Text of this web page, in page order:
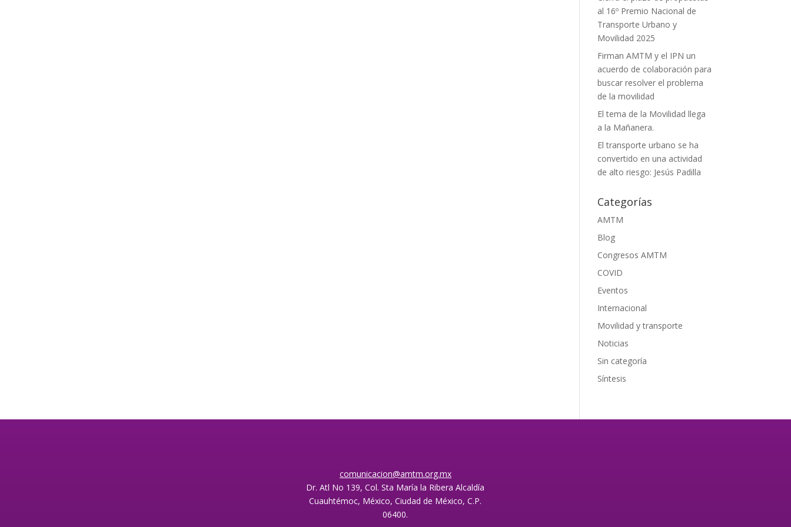
al 16º Premio Nacional de
Transporte Urbano y
Movilidad 2025
Firman AMTM y el IPN un
acuerdo de colaboración para
buscar resolver el problema
de la movilidad
El tema de la Movilidad llega
a la Mañanera.
El transporte urbano se ha
convertido en una actividad
de alto riesgo: Jesús Padilla
Categorías
AMTM
Blog
Congresos AMTM
COVID
Eventos
Internacional
Movilidad y transporte
Noticias
Sin categoría
Síntesis
comunicacion@amtm.org.mx
Dr. Atl No 139, Col. Sta María la Ribera Alcaldía
Cuauhtémoc, México, Ciudad de México, C.P.
06400.